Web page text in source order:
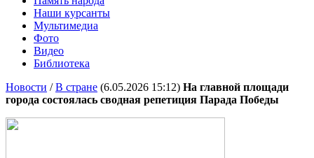
Наши курсанты
Мультимедиа
Фото
Видео
Библиотека
Новости /В стране (6.05.2026 15:12) На главной площади
города состоялась сводная репетиция Парада Победы